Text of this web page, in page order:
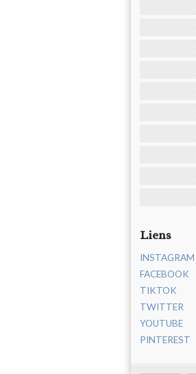
Liens
INSTAGRAM
FACEBOOK
TIKTOK
TWITTER
YOUTUBE
PINTEREST